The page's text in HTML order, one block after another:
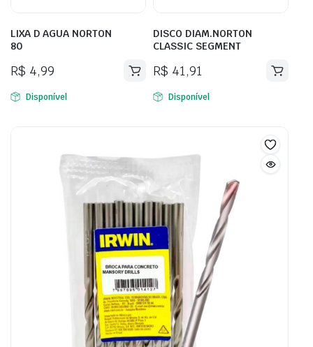
LIXA D AGUA NORTON
80
R$ 4,99
Disponível
DISCO DIAM.NORTON
CLASSIC SEGMENT
R$ 41,91
Disponível